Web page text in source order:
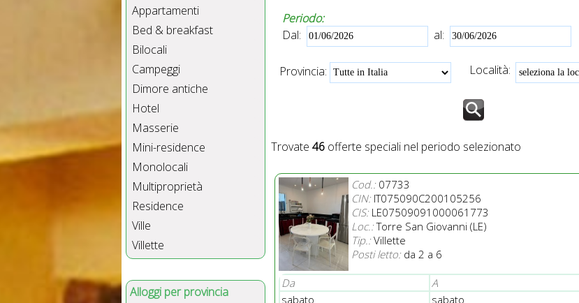
Appartamenti
Bed & breakfast
Bilocali
Campeggi
Dimore antiche
Hotel
Masserie
Mini-residence
Monolocali
Multiproprietà
Residence
Ville
Villette
Alloggi per provincia
Periodo:
Dal:
al:
Provincia: Località:
Trovate 46offerte speciali nel periodo selezionato
Cod.:07733
CIN:IT075090C200105256
CIS:LE07509091000061773
Loc.:Torre San Giovanni (LE)
Tip.:Villette
Posti letto:da 2 a 6
Da A
sabato
sabato